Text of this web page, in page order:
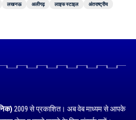
लखनऊ अलीगढ़ लाइफ स्टाइल
अंतराष्ट्रीय
2009 से प्रकाशित। अब वेब माध्यम से आपके